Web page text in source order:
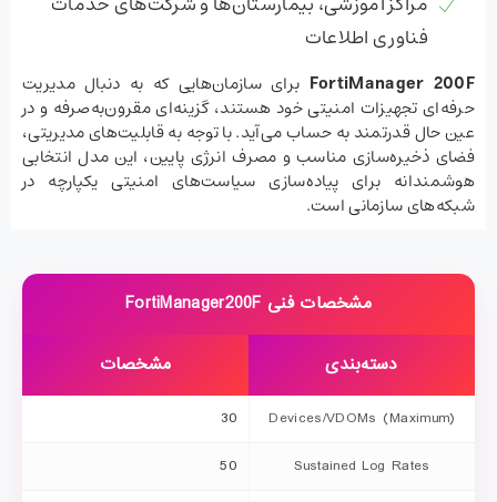
فناوری اطلاعات
FortiManager 200F برای سازمان‌هایی که به دنبال مدیریت
حرفه‌ای تجهیزات امنیتی خود هستند، گزینه‌ای مقرون‌به‌صرفه و در
عین حال قدرتمند به حساب می‌آید. با توجه به قابلیت‌های مدیریتی،
فضای ذخیره‌سازی مناسب و مصرف انرژی پایین، این مدل انتخابی
هوشمندانه برای پیاده‌سازی سیاست‌های امنیتی یکپارچه در
شبکه‌های سازمانی است.
مشخصات فنی FortiManager200F
دسته‌بندی مشخصات
Devices/VDOMs (Maximum)
30
Sustained Log Rates
50